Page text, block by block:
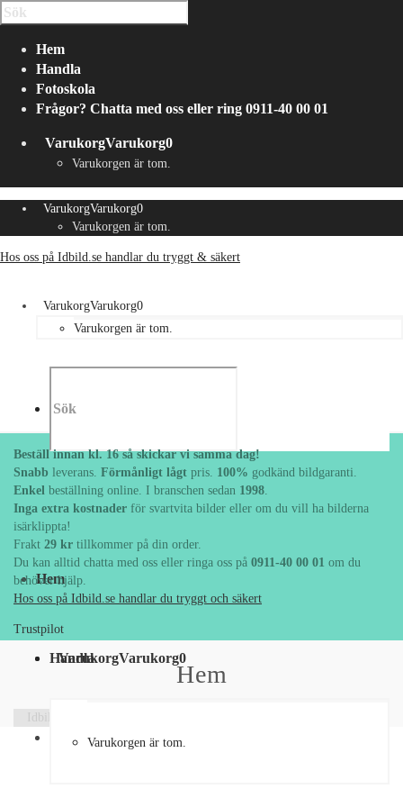
Hem
Handla
Fotoskola
Frågor? Chatta med oss eller ring 0911-40 00 01
VarukorgVarukorg0
Varukorgen är tom.
VarukorgVarukorg
Varukorgen är tom.
Hos oss på Idbild.se handlar du tryggt & säkert
VarukorgVarukorg
Varukorgen är tom.
Hem
Handla
Fotoskola
VarukorgVarukorg0
Varukorgen är tom.
Beställ innan kl. 16 så skickar vi samma dag!
Snabb leverans.Förmånligt lågtpris.100%godkänd bildgaranti.
Enkel beställning online. I branschen sedan
Inga extra kostnaderför svartvita bilder eller om du vill ha
bilderna isärklippta!
Frakt29 krtillkommer på din order.
Du kan alltid chatta med oss eller ringa oss på0911-40 00 01
om du behöver hjälp.
Hos oss på Idbild.se handlar du tryggt och säkert
Trustpilot
Hem
Idbild.se